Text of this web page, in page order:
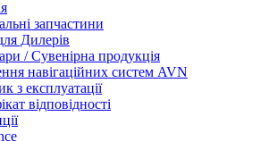
запчастини
Дилерів
/ Сувенірна продукція
навігаційних систем AVN
з експлуатації
відповідності